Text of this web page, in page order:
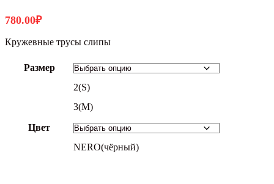
780.00₽
Кружевные трусы слипы
Размер
2(S)
3(M)
Цвет
NERO(чёрный)